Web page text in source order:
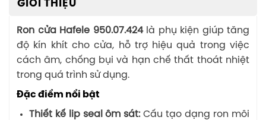
GIỚI THIỆU
Ron cửa Hafele 950.07.424là phụ kiện giúp tăng
độ kín khít cho cửa, hỗ trợ hiệu quả trong việc
cách âm, chống bụi và hạn chế thất thoát nhiệt
trong quá trình sử dụng.
Đặc điểm nổi bật
Thiết kế lip seal ôm sát:Cấu tạo dạng ron môi